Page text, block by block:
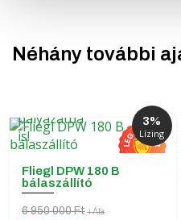
Néhány további
3%
Lízing
Fliegl DPW 180 B
bálaszállító
6 950 000 Ft+Áfa